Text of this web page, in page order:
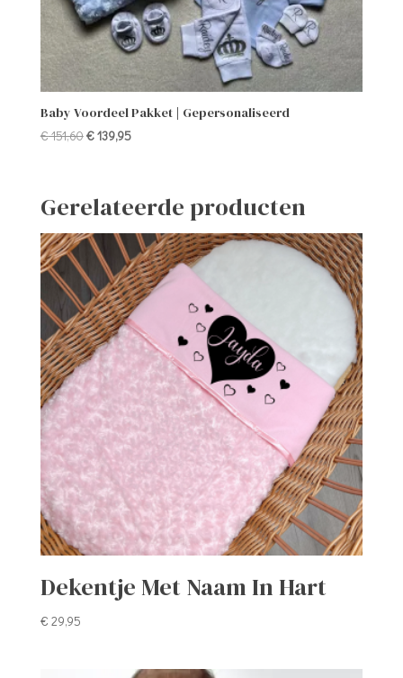
Baby Voordeel Pakket | Gepersonaliseerd
€151,60Oorspronkelijke
€ 151,60.
€139,95Huidige
€ 139,95.
Gerelateerde producten
Dekentje Met Naam In Hart
€ 29,95